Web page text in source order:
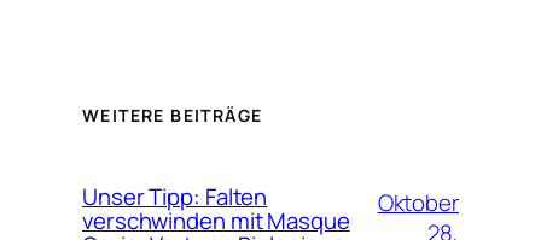
WEITERE BEITRÄGE
Unser Tipp: Falten
verschwinden mit Masque
Oktober
28,